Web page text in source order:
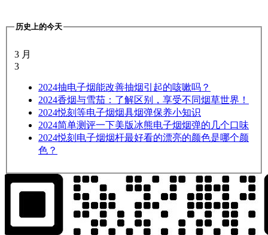
历史上的今天
3 月
3
2024抽电子烟能改善抽烟引起的咳嗽吗？
2024香烟与雪茄：了解区别，享受不同烟草世界！
2024悦刻等电子烟烟具烟弹保养小知识
2024简单测评一下美版冰熊电子烟烟弹的几个口味
2024悦刻电子烟烟杆最好看的漂亮的颜色是哪个颜
色？